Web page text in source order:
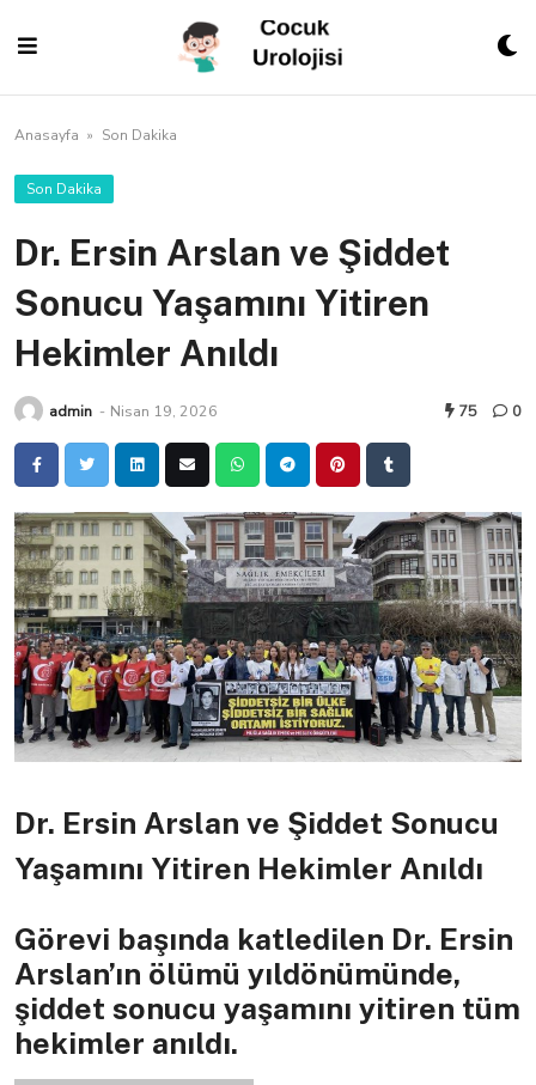
content
Anasayfa » Son Dakika
Son Dakika
Dr. Ersin Arslan ve Şiddet
Sonucu Yaşamını Yitiren
Hekimler Anıldı
admin - Nisan 19, 2026 75 0
Dr. Ersin Arslan ve Şiddet Sonucu
Yaşamını Yitiren Hekimler Anıldı
Görevi başında katledilen Dr. Ersin
Arslan’ın ölümü yıldönümünde,
şiddet sonucu yaşamını yitiren tüm
hekimler anıldı.